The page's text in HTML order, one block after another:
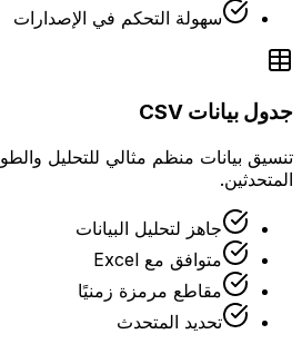
سهولة التحكم في الإصدارات
جدول بيانات CSV
تنسيق بيانات منظم مثالي للتحليل
المتحدثين.
جاهز لتحليل البيانات
متوافق مع Excel
مقاطع مرمزة زمنيًا
تحديد المتحدث